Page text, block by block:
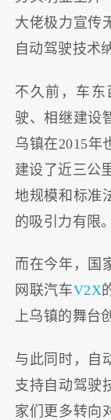
大佬极力宣传
自动驾驶技术
不久前，车
驶、相继建设
乌镇在2015年
建设了近三公
地规模和标准
的吸引力有限。
而在今年，国
网联汽车V2X
上乌镇的舞台
与此同时，自
支持自动驾驶
家们更多转向